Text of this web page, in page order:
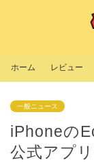
ホーム レビュー
一般ニュース
iPhoneの
公式アプ